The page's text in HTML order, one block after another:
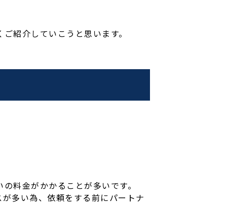
紹介していこうと思います。
料金がかかることが多いです。
多い為、依頼をする前にパートナ